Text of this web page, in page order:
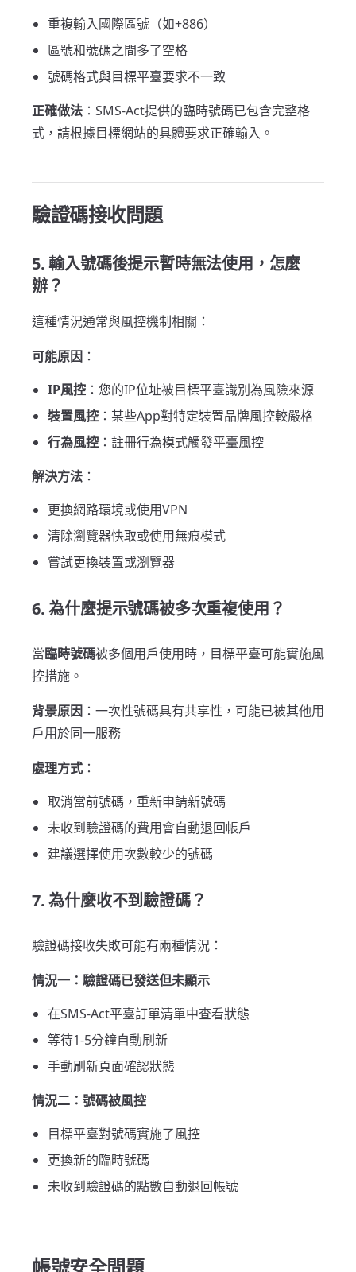
重複輸入國際區號（如+886）
區號和號碼之間多了空格
號碼格式與目標平臺要求不一致
正確做法 ：SMS-Act提供的臨時號碼已包含完整格
式，請根據目標網站的具體要求正確輸入。
驗證碼接收問題
5. 輸入號碼後提示暫時無法使用，怎麼
辦？
這種情況通常與風控機制相關：
可能原因 ：
IP風控 ：您的IP位址被目標平臺識別為風險來源
裝置風控 ：某些App對特定裝置品牌風控較嚴格
行為風控 ：註冊行為模式觸發平臺風控
解決方法 ：
更換網路環境或使用VPN
清除瀏覽器快取或使用無痕模式
嘗試更換裝置或瀏覽器
6. 為什麼提示號碼被多次重複使用？
當臨時號碼被多個用戶使用時，目標平臺可能實施風
控措施。
背景原因 ：一次性號碼具有共享性，可能已被其他用
戶用於同一服務
處理方式 ：
取消當前號碼，重新申請新號碼
未收到驗證碼的費用會自動退回帳戶
建議選擇使用次數較少的號碼
7. 為什麼收不到驗證碼？
驗證碼接收失敗可能有兩種情況：
情況一：驗證碼已發送但未顯示
在SMS-Act平臺訂單清單中查看狀態
等待1-5分鐘自動刷新
手動刷新頁面確認狀態
情況二：號碼被風控
目標平臺對號碼實施了風控
更換新的臨時號碼
未收到驗證碼的點數自動退回帳號